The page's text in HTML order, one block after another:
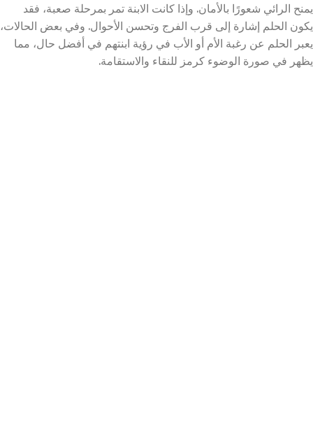
يمنح الرائي شعورًا بالأمان. وإذا كانت الابنة تمر بمرحلة صعبة، فقد
يكون الحلم إشارة إلى قرب الفرج وتحسن الأحوال. وفي بعض الحالات،
يعبر الحلم عن رغبة الأم أو الأب في رؤية ابنتهم في أفضل حال، مما
يظهر في صورة الوضوء كرمز للنقاء والاستقامة.